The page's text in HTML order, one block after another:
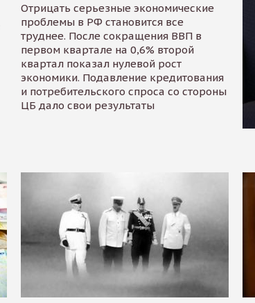
Отрицать серьезные экономические
проблемы в РФ становится все
труднее. После сокращения ВВП в
первом квартале на 0,6% второй
квартал показал нулевой рост
экономики. Подавление кредитования
и потребительского спроса со стороны
ЦБ дало свои результаты